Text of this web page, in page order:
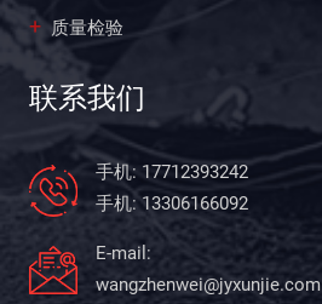
质量检验
联系我们
手机: 17712393242
手机: 13306166092
E-mail:
wangzhenwei@jyxunjie.com